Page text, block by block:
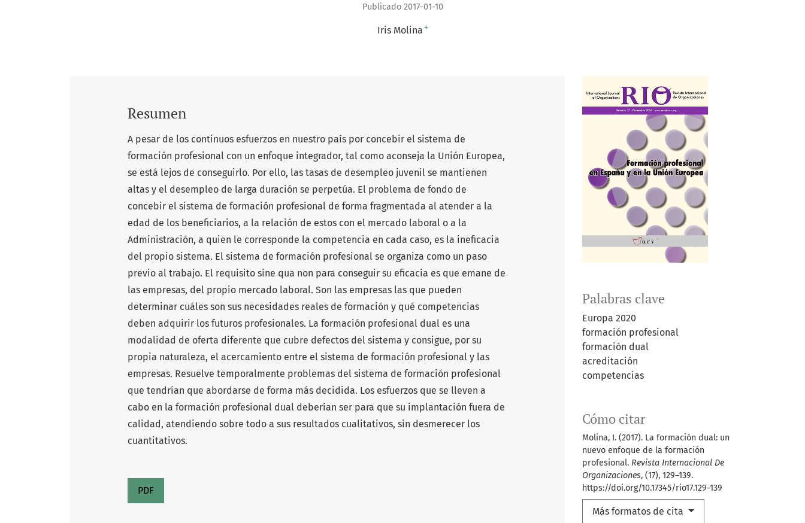
Publicado 2017-01-10
Iris Molina +
Palabras clave
Europa 2020
formación profesional
formación dual
acreditación
competencias
Cómo citar
Molina, I. (2017). La formación dual: un
nuevo enfoque de la formación
profesional. Revista Internacional De
Organizaciones, (17), 129–139.
https://doi.org/10.17345/rio17.129-139
Más formatos de cita
Resumen
A pesar de los continuos esfuerzos en nuestro país por concebir el sistema de
formación profesional con un enfoque integrador, tal como aconseja la Unión Europea,
se está lejos de conseguirlo. Por ello, las tasas de desempleo juvenil se mantienen
altas y el desempleo de larga duración se perpetúa. El problema de fondo de
concebir el sistema de formación profesional de forma fragmentada al atender a la
edad de los beneficiarios, a la relación de estos con el mercado laboral o a la
Administración, a quien le corresponde la competencia en cada caso, es la ineficacia
del propio sistema. El sistema de formación profesional se organiza como un paso
previo al trabajo. El requisito sine qua non para conseguir su eficacia es que emane de
las empresas, del propio mercado laboral. Son las empresas las que pueden
determinar cuáles son sus necesidades reales de formación y qué competencias
deben adquirir los futuros profesionales. La formación profesional dual es una
modalidad de oferta diferente que cubre defectos del sistema y consigue, por su
propia naturaleza, el acercamiento entre el sistema de formación profesional y las
empresas. Resuelve temporalmente problemas del sistema de formación profesional
que tendrían que abordarse de forma más decidida. Los esfuerzos que se lleven a
cabo en la formación profesional dual deberían ser para que su implantación fuera de
calidad, atendiendo sobre todo a sus resultados cualitativos, sin desmerecer los
cuantitativos.
PDF